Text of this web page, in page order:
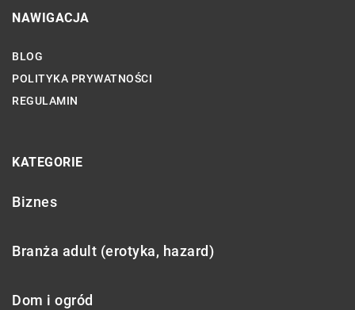
NAWIGACJA
BLOG
POLITYKA PRYWATNOŚCI
REGULAMIN
KATEGORIE
Biznes
Branża adult (erotyka, hazard)
Dom i ogród